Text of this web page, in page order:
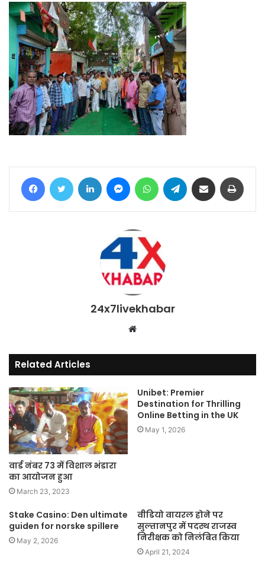
FacebookTwitter LinkedIn MessengerWhatsAppTelegram Share via Email
24x7livekhabar
Website
Related Articles
वार्ड नंबर 73 में विशाल भंडारा
का आयोजन हुआ
March 23, 2023
Unibet: Premier
Destination for Thrilling
Online Betting in the UK
May 1, 2026
Stake Casino: Den ultimate
guiden for norske spillere
May 2, 2026
वीडियो वायरल होने पर
सुल्तानपुर में पदस्थ राजस्व
निरीक्षक को निलंबित किया
April 21, 2024